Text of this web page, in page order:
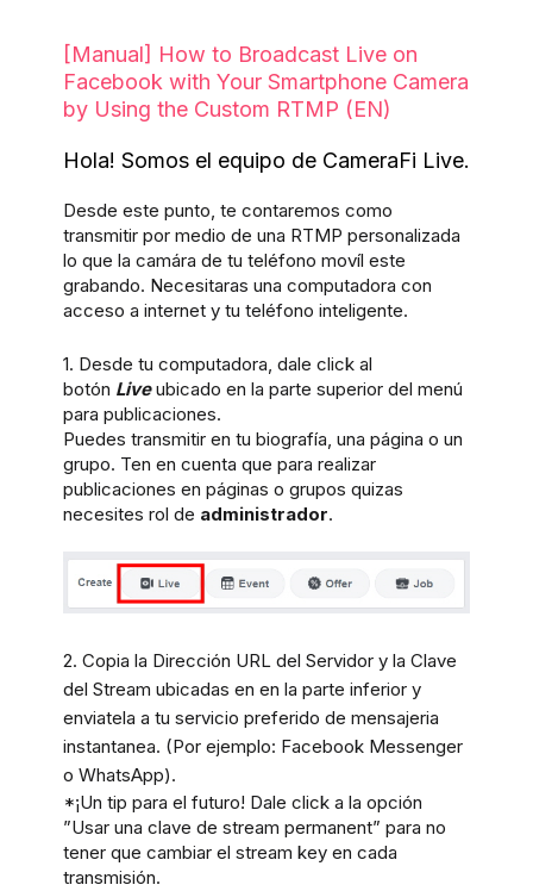
[Manual] How to Broadcast Live on
Facebook with Your Smartphone Camera
by Using the Custom RTMP (EN)
Hola! Somos el equipo de CameraFi Live.
Desde este punto, te contaremos como
transmitir por medio de una RTMP personalizada
lo que la camára de tu teléfono movíl este
grabando. Necesitaras una computadora con
acceso a internet y tu teléfono inteligente.
1. Desde tu computadora, dale click al
botón Liveubicado en la parte superior del menú
para publicaciones.
Puedes transmitir en tu biografía, una página o un
grupo. Ten en cuenta que para realizar
publicaciones en páginas o grupos quizas
necesites rol de administrador.
2. Copia la Dirección URL del Servidor y la Clave
del Stream ubicadas en en la parte inferior y
enviatela a tu servicio preferido de mensajeria
instantanea. (Por ejemplo: Facebook Messenger
o WhatsApp).
*¡Un tip para el futuro! Dale click a la opción
”Usar una clave de stream permanent” para no
tener que cambiar el stream key en cada
transmisión.